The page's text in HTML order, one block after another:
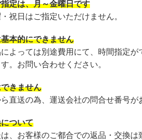
定は、月～金曜日です
祝日はご指定いただけません。
本的にできません
よっては別途費用にて、時間指定が
。お問い合わせください。
きません
直送の為、運送会社の問合せ番号が
ついて
、お客様のご都合での返品・交換